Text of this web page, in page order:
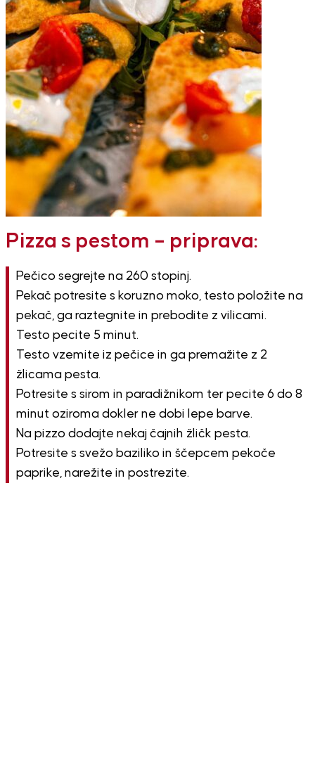
Pizza s pestom – priprava:
Pečico segrejte na 260 stopinj.
Pekač potresite s koruzno moko, testo položite na
pekač, ga raztegnite in prebodite z vilicami.
Testo pecite 5 minut.
Testo vzemite iz pečice in ga premažite z 2
žlicama pesta.
Potresite s sirom in paradižnikom ter pecite 6 do 8
minut oziroma dokler ne dobi lepe barve.
Na pizzo dodajte nekaj čajnih žličk pesta.
Potresite s svežo baziliko in ščepcem pekoče
paprike, narežite in postrezite.